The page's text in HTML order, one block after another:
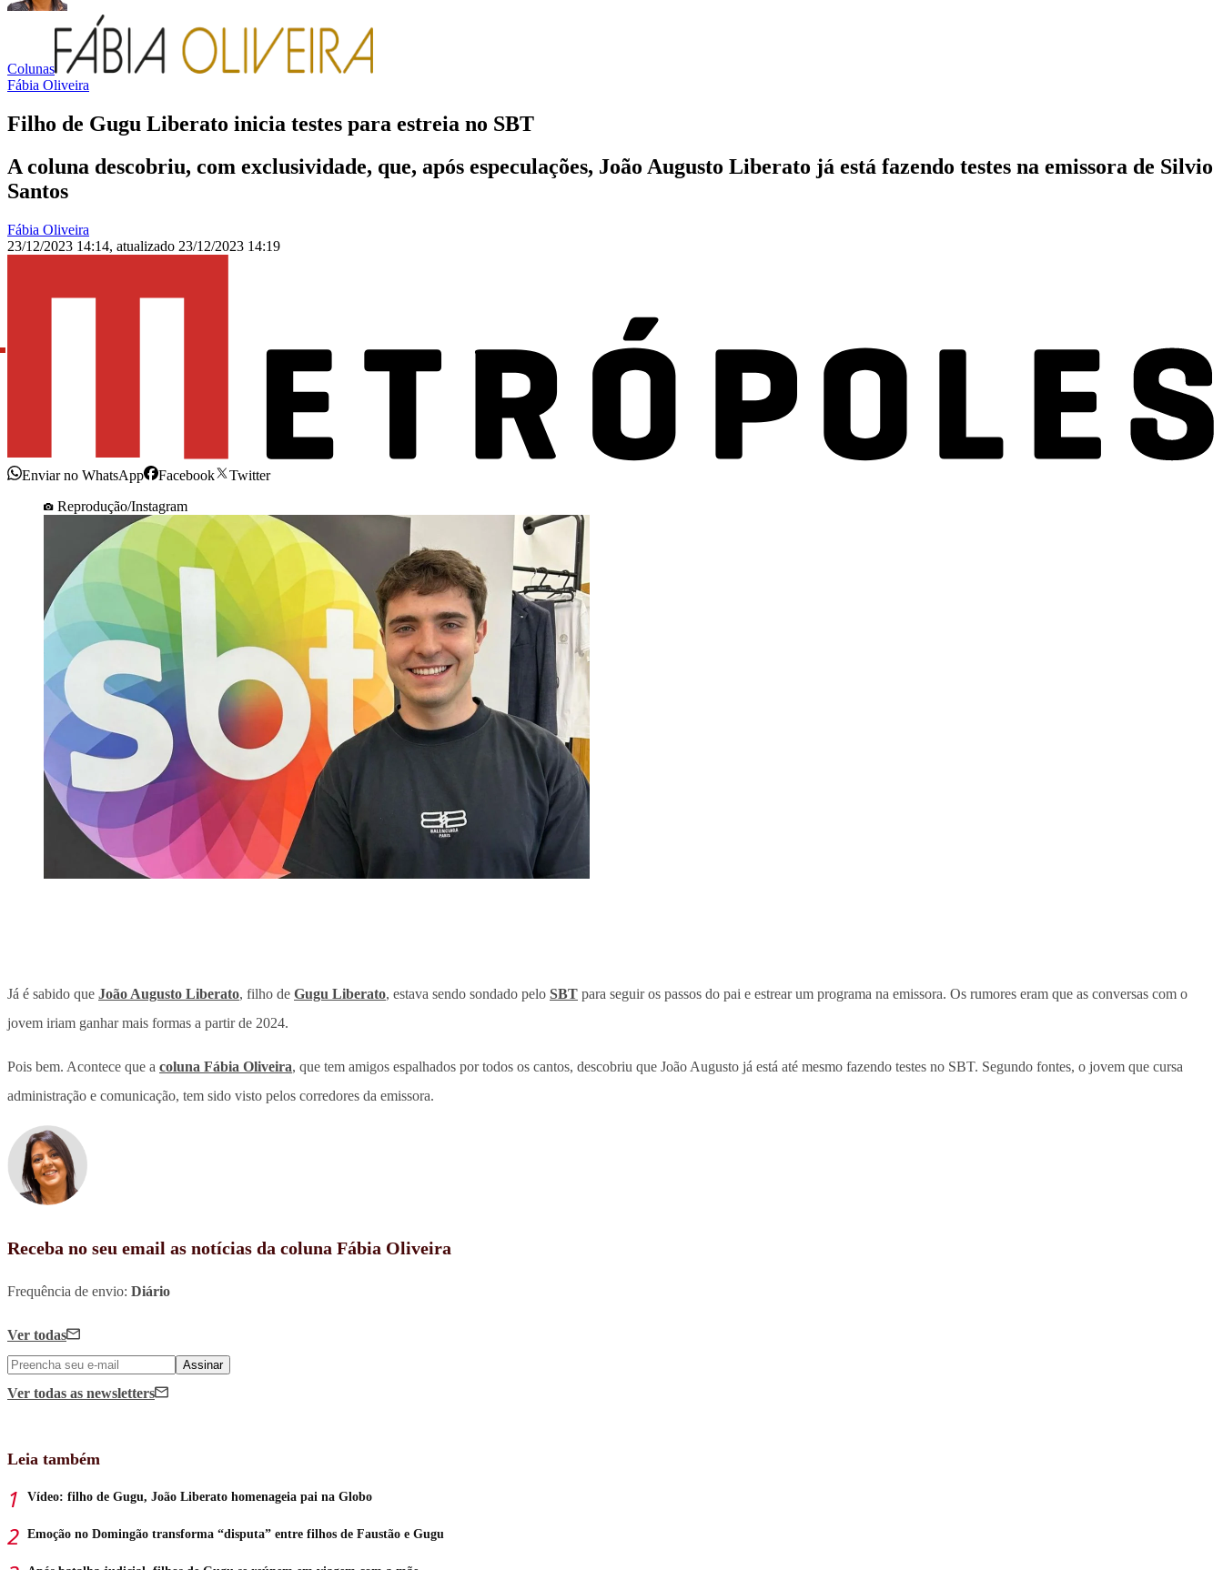
Colunas
Fábia Oliveira
Filho de Gugu Liberato inicia testes para estreia no SBT
A coluna descobriu, com exclusividade, que, após especulações, João Augusto Liberato já está fazendo testes na emissora de Silvio
Santos
Fábia Oliveira
23/12/2023 14:14, atualizado 23/12/2023 14:19
Enviar no WhatsApp Facebook
Twitter
Reprodução/Instagram
Já é sabido que João Augusto Liberato, filho de Gugu Liberato, estava sendo sondado pelo SBT para seguir os passos do pai e estrear um programa na emissora. Os rumores eram que as conversas com o
jovem iriam ganhar mais formas a partir de 2024.
Pois bem. Acontece que a coluna Fábia Oliveira, que tem amigos espalhados por todos os cantos, descobriu que João Augusto já está até mesmo fazendo testes no SBT. Segundo fontes, o jovem que cursa
administração e comunicação, tem sido visto pelos corredores da emissora.
Receba no seu email as notícias da coluna Fábia Oliveira
Frequência de envio: Diário
Ver todas
Assinar
Ver todas as newsletters
Leia também
Vídeo: filho de Gugu, João Liberato homenageia pai na Globo
Emoção no Domingão transforma “disputa” entre filhos de Faustão e Gugu